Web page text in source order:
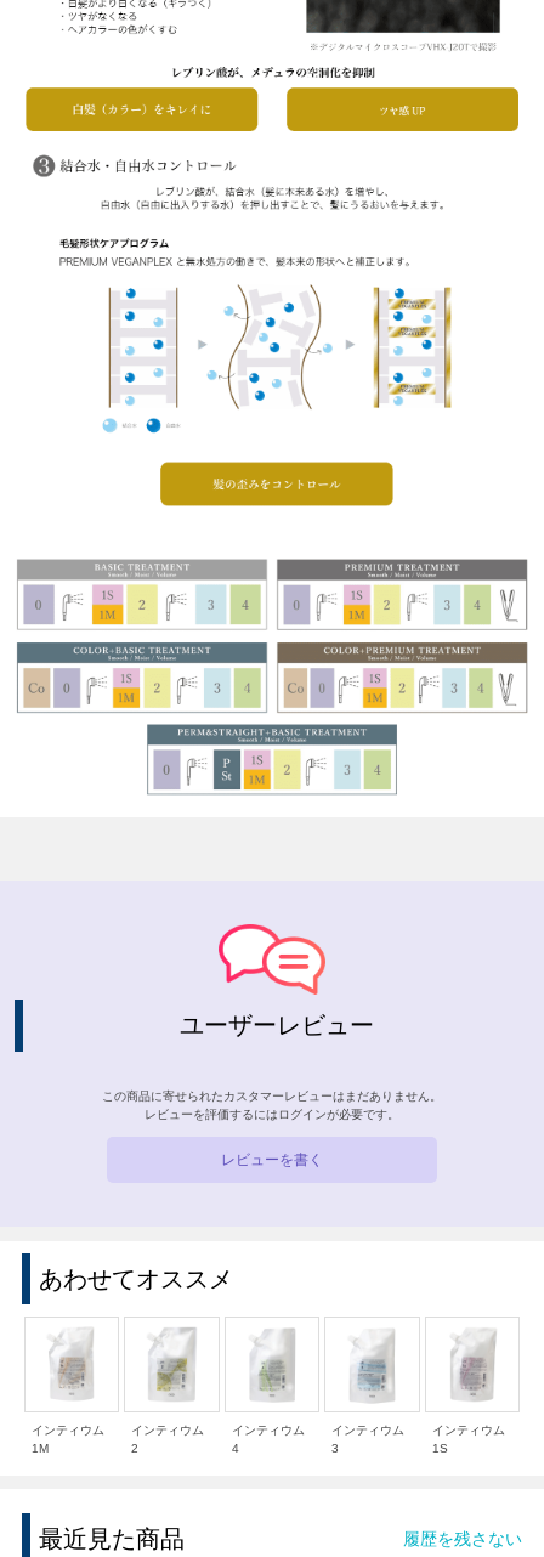
ユーザーレビュー
この商品に寄せられたカスタマーレビューはまだありません。
レビューを評価するには ログインが必要です。
レビューを書く
あわせてオススメ
インティウム
1M
インティウム
2
インティウム
4
インティウム
3
インティウム
1S
最近見た商品 履歴を残さない